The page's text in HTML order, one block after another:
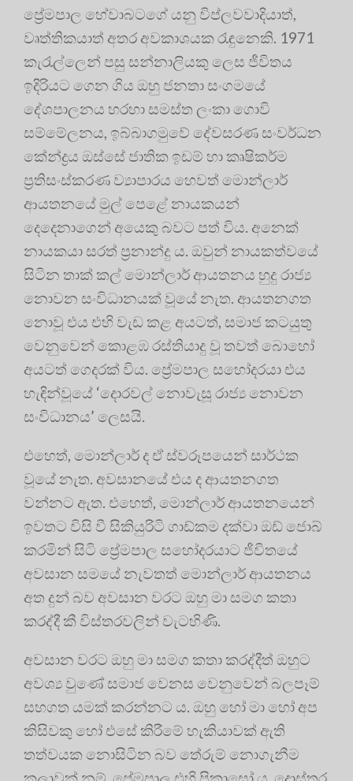
ප්‍රේමපාල හේවාබටගේ යනු විප්ලවවාදියාත්,
වෘත්තිකයාත් අතර අවකාශයක රැඳුනෙකි. 1971
කැරැල්ලෙන් පසු සන්නාලියකු ලෙස ජීවිතය
ඉදිරියට ගෙන ගිය ඔහු ජනතා සංගමයේ
දේශපාලනය හරහා සමස්ත ලංකා ගොවි
සම්මේලනය, ඉබ්බාගමුවේ දේවසරණ සංවර්ධන
කේන්ද්‍රය ඔස්සේ ජාතික ඉඩම් හා කෘෂිකර්ම
ප්‍රතිසංස්කරණ ව්‍යාපාරය හෙවත් මොන්ලාර්
ආයතනයේ මුල් පෙළේ නායකයන්
දෙදෙනාගෙන් අයෙකු බවට පත් විය. අනෙක්
නායකයා සරත් ප්‍රනාන්දු ය. ඔවුන් නායකත්වයේ
සිටින තාක් කල් මොන්ලාර් ආයතනය හුදු රාජ්‍ය
නොවන සංවිධානයක් වූයේ නැත. ආයතනගත
නොවූ එය එහි වැඩ කළ අයටත්, සමාජ කටයුතු
වෙනුවෙන් කොළඹ රස්තියාදු වූ තවත් බොහෝ
අයටත් ගෙදරක් විය. ප්‍රේමපාල සහෝදරයා එය
හැඳින්වූයේ ‘දොරවල් නොවැසූ රාජ්‍ය නොවන
සංවිධානය’ ලෙසයි.
එහෙත්, මොන්ලාර් ද ඒ ස්වරූපයෙන් සාර්ථක
වූයේ නැත. අවසානයේ එය ද ආයතනගත
වන්නට ඇත. එහෙත්, මොන්ලාර් ආයතනයෙන්
ඉවතට විසි වී සිකියුරිටි ගාඩ්කම දක්වා ඔඩ් ජොබ්
කරමින් සිටි ප්‍රේමපාල සහෝදරයාට ජීවිතයේ
අවසාන සමයේ නැවතත් මොන්ලාර් ආයතනය
අත දුන් බව අවසාන වරට ඔහු මා සමග කතා
කරද්දී කී විස්තරවලින් වැටහිණි.
අවසාන වරට ඔහු මා සමග කතා කරද්දීත් ඔහුට
අවශ්‍ය වුණේ සමාජ වෙනස වෙනුවෙන් බලපෑම්
සහගත යමක් කරන්නට ය. ඔහු හෝ මා හෝ අප
කිසිවකු හෝ එසේ කිරීමේ හැකියාවක් ඇති
තත්වයක නොසිටින බව තේරුම් නොගැනීම